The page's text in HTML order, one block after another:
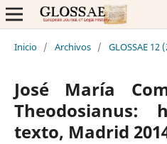
Inicio / Archivos / GLOSSAE 12
José María
texto, Madrid